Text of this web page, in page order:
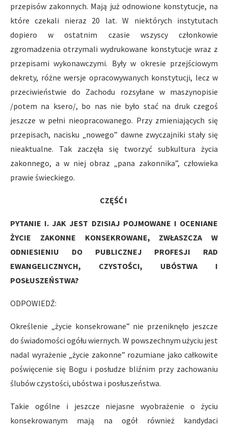
przepisów zakonnych. Mają już odnowione konstytucje, na
które czekali nieraz 20 lat. W niektórych instytutach
dopiero w ostatnim czasie wszyscy członkowie
zgromadzenia otrzymali wydrukowane konstytucje wraz z
przepisami wykonawczymi. Były w okresie przejściowym
dekrety, różne wersje opracowywanych konstytucji, lecz w
przeciwieństwie do Zachodu rozsyłane w maszynopisie
/potem na ksero/, bo nas nie było stać na druk czegoś
jeszcze w pełni nieopracowanego. Przy zmieniających się
przepisach, nacisku „nowego” dawne zwyczajniki stały się
nieaktualne. Tak zaczęła się tworzyć subkultura życia
zakonnego, a w niej obraz „pana zakonnika”, człowieka
prawie świeckiego.
CZĘŚĆ I
PYTANIE I. JAK JEST DZISIAJ POJMOWANE I OCENIANE
ŻYCIE ZAKONNE KONSEKROWANE, ZWŁASZCZA W
ODNIESIENIU DO PUBLICZNEJ PROFESJI RAD
EWANGELICZNYCH, CZYSTOŚCI, UBÓSTWA I
POSŁUSZEŃSTWA?
ODPOWIEDŹ:
Określenie „życie konsekrowane” nie przeniknęło jeszcze
do świadomości ogółu wiernych. W powszechnym użyciu jest
nadal wyrażenie „życie zakonne” rozumiane jako całkowite
poświęcenie się Bogu i posłudze bliźnim przy zachowaniu
ślubów czystości, ubóstwa i posłuszeństwa.
Takie ogólne i jeszcze niejasne wyobrażenie o życiu
konsekrowanym mają na ogół również kandydaci